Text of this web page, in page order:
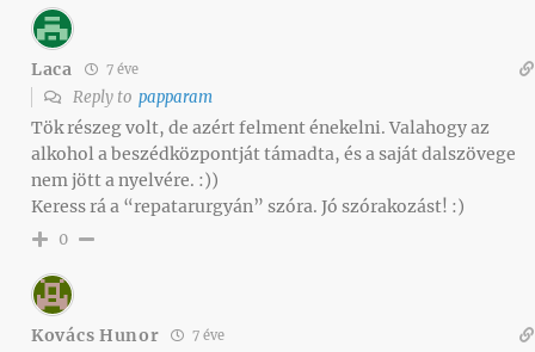
Laca 7 éve
Reply to papparam
Tök részeg volt, de azért felment énekelni. Valahogy az
alkohol a beszédközpontját támadta, és a saját dalszövege
nem jött a nyelvére. :))
Keress rá a “repatarurgyán” szóra. Jó szórakozást! :)
0
Kovács Hunor 7 éve